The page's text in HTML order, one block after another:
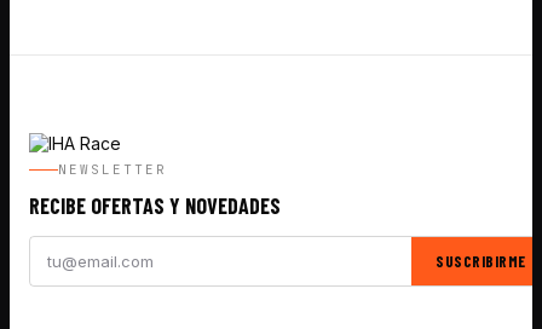
NEWSLETTER
RECIBE OFERTAS Y NOVEDADES
SUSCRIBIRME